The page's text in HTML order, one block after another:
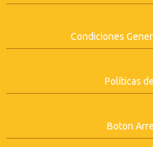
Condiciones
Políticas
Boton